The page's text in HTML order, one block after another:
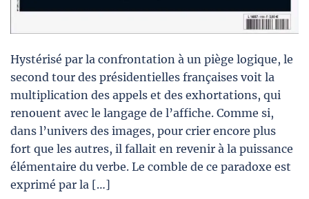
Hystérisé par la confrontation à un piège logique, le
second tour des présidentielles françaises voit la
multiplication des appels et des exhortations, qui
renouent avec le langage de l’affiche. Comme si,
dans l’univers des images, pour crier encore plus
fort que les autres, il fallait en revenir à la puissance
élémentaire du verbe. Le comble de ce paradoxe est
exprimé par la […]